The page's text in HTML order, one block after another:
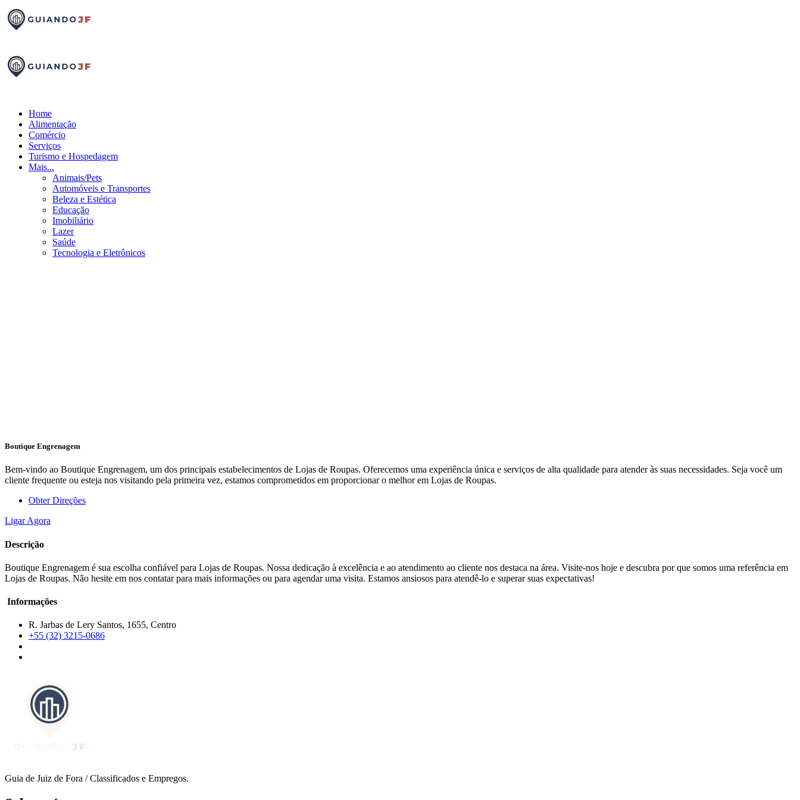
Home
Alimentação
Comércio
Serviços
Turismo e Hospedagem
Mais...
Animais/Pets
Automóveis e Transportes
Beleza e Estética
Educação
Imobiliário
Lazer
Saúde
Tecnologia e Eletrônicos
Boutique Engrenagem
Bem-vindo ao Boutique Engrenagem, um dos principais estabelecimentos de Lojas de Roupas. Oferecemos uma experiência única e serviços de alta qualidade para atender às suas necessidades. Seja você um
cliente frequente ou esteja nos visitando pela primeira vez, estamos comprometidos em proporcionar o melhor em Lojas de Roupas.
Obter Direções
Ligar Agora
Descrição
Boutique Engrenagem é sua escolha confiável para Lojas de Roupas. Nossa dedicação à excelência e ao atendimento ao cliente nos destaca na área. Visite-nos hoje e descubra por que somos uma referência em
Lojas de Roupas. Não hesite em nos contatar para mais informações ou para agendar uma visita. Estamos ansiosos para atendê-lo e superar suas expectativas!
Informações
R. Jarbas de Lery Santos, 1655, Centro
+55 (32) 3215-0686
Guia de Juiz de Fora / Classificados e Empregos.